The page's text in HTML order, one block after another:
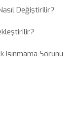
Değiştirilir?
Isınmama Sorunu